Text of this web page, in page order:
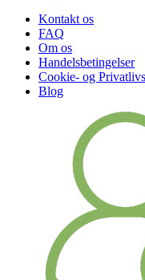
Kontakt os
FAQ
Om os
Handelsbetingelser
Cookie- og
Blog